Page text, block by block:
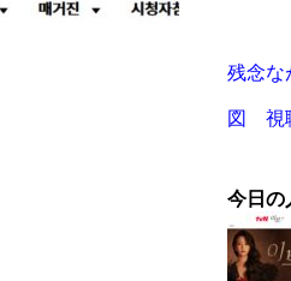
残念
図 視
今日の